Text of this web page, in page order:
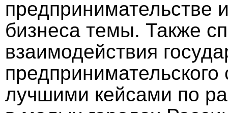
предпринимательстве
бизнеса темы. Также
взаимодействия
лучшими кейсами по